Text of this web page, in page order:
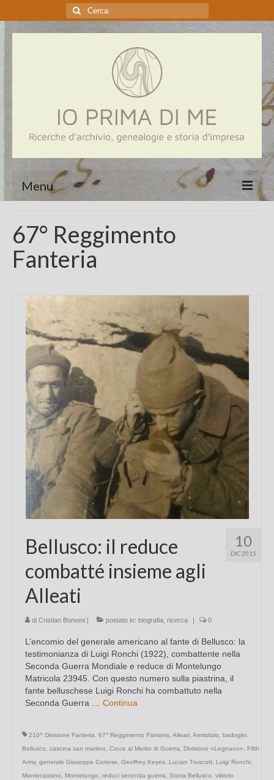
Cerca:
Menu
Genealogia
Aziende
Chi sono
FAQ
Contatti
67° Reggimento
Fanteria
10
DIC 2015
Bellusco: il reduce
combatté insieme agli
Alleati
di Cristian Bonomi | postato in: biografia ricerca | 0
L’encomio del generale americano al fante di Bellusco: la
testimonianza di Luigi Ronchi (1922), combattente nella
Seconda Guerra Mondiale e reduce di Montelungo
Matricola 23945. Con questo numero sulla piastrina, il
fante belluschese Luigi Ronchi ha combattuto nella
Seconda Guerra … Continua
210^ Divisione Fanteria 67° Reggimento Fanteria Alleati Armistizio badoglio
Bellusco
cascina san martino Croce al Merito di Guerra Divisione «Legnano»
Fifth
Army, generale Giuseppe Cortese Geoffrey Keyes Lucian Truscott Luigi Ronchi
Montecassino
Montelungo reduci seconda guerra Storia Bellusco
vittorio